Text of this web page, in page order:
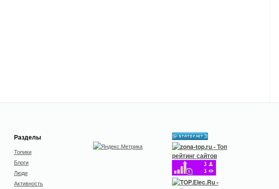
Разделы
Топики
Блоги
Люди
Активность